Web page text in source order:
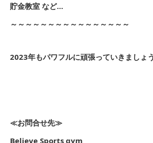
貯金教室 など…
～～～～～～～～～～～～～～～～
2023年もパワフルに頑張っていきましょ
≪お問合せ先≫
Believe Sports gym